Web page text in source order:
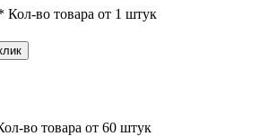
Кол-во товара от 1 штук
во товара от 60 штук